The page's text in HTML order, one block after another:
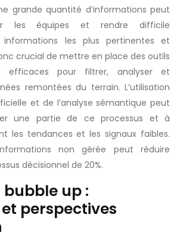
grande quantité d’informations peut
les équipes et rendre difficile
informations les plus pertinentes et
crucial de mettre en place des outils
efficaces pour filtrer, analyser et
remontées du terrain. L’utilisation
et de l’analyse sémantique peut
une partie de ce processus et à
les tendances et les signaux faibles.
non gérée peut réduire
décisionnel de 20%.
bubble up :
perspectives